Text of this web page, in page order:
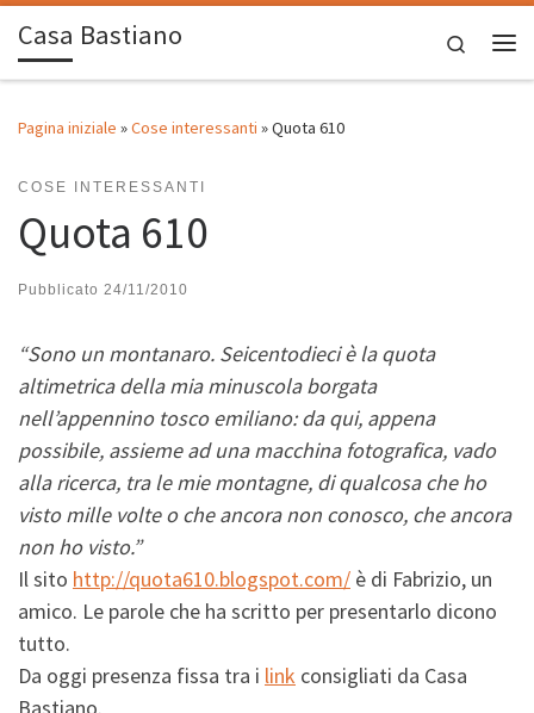
Passa al contenuto
Casa Bastiano
Search
Pagina iniziale »Cose interessanti »Quota 610
COSE INTERESSANTI
Quota 610
Pubblicato 24/11/2010
“Sono un montanaro. Seicentodieci è la quota
altimetrica della mia minuscola borgata
nell’appennino tosco emiliano: da qui, appena
possibile, assieme ad una macchina fotografica, vado
alla ricerca, tra le mie montagne, di qualcosa che ho
visto mille volte o che ancora non conosco, che ancora
non ho visto.”
Il sito http://quota610.blogspot.com/ è di Fabrizio, un
amico. Le parole che ha scritto per presentarlo dicono
tutto.
Da oggi presenza fissa tra i link consigliati da Casa
Bastiano.